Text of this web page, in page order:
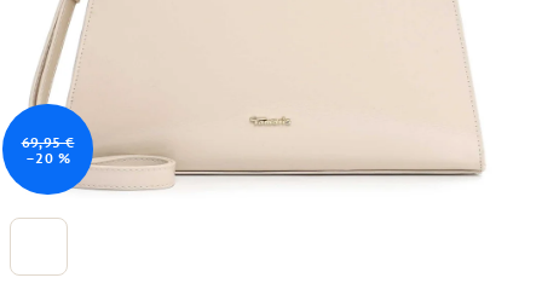
69,95 €
–20 %